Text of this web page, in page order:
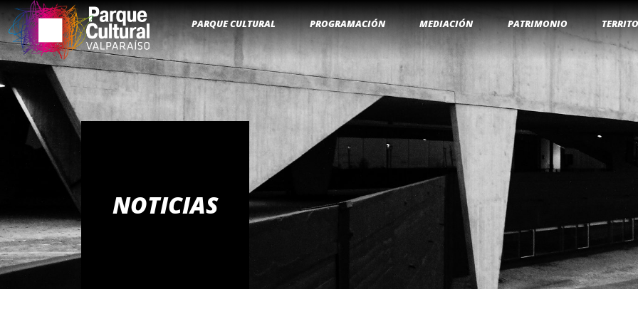
PARQUE CULTURAL PROGRAMACIÓN MEDIACIÓN PATRIMONIO
NOTICIAS